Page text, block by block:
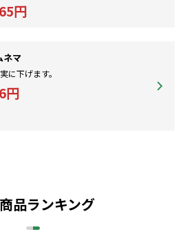
円
ネマ
に下げます。
円
品ランキング